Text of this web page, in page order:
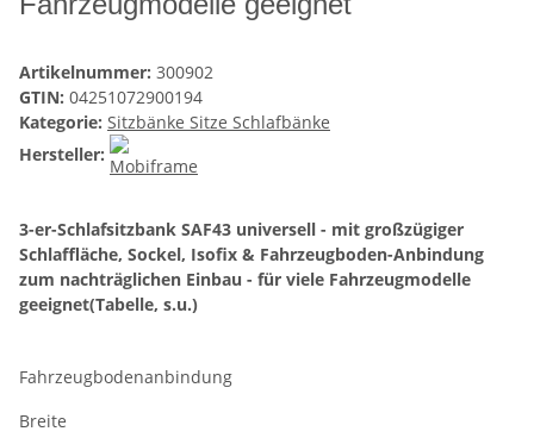
Artikelnummer: 300902
GTIN: 04251072900194
Kategorie: Sitzbänke Sitze Schlafbänke
Hersteller:
3-er-Schlafsitzbank SAF43 universell - mit großzügiger
Schlaffläche, Sockel, Isofix & Fahrzeugboden-Anbindung
zum nachträglichen Einbau - für viele Fahrzeugmodelle
geeignet(Tabelle, s.u.)
Fahrzeugbodenanbindung
Breite